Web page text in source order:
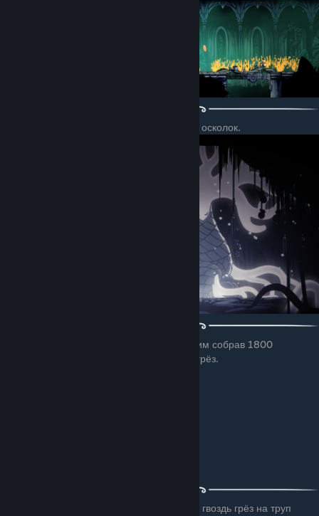
И идём к королеве, чтобы получить белый осколок.
После этого идём к Провидице ( Перед этим собрав 1800
сущности конечно ) и пробуждаем гвоздь грёз.
Потом нужно использовать пробуждённый гвоздь грёз на труп